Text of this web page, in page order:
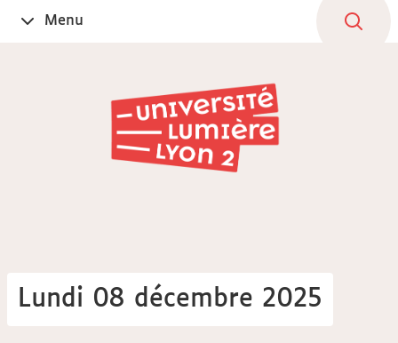
OuvrirMenu
Lundi 08 décembre 2025